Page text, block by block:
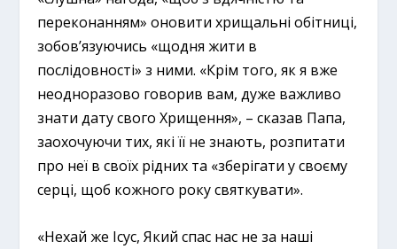
переконанням» оновити хрищальні обітниці,
зобов’язуючись «щодня жити в
послідовності» з ними. «Крім того, як я вже
неодноразово говорив вам, дуже важливо
знати дату свого Хрищення», – сказав Папа,
заохочуючи тих, які її не знають, розпитати
про неї в своїх рідних та «зберігати у своєму
серці, щоб кожного року святкувати».
«Нехай же Ісус, Який спас нас не за наші